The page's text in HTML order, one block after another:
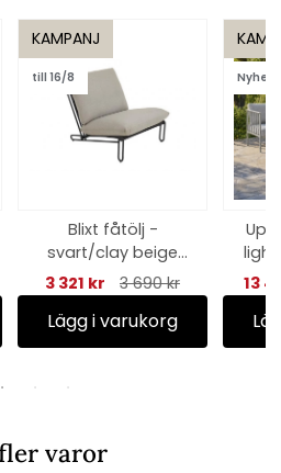
KAMPANJ
till 16/8
Blixt fåtölj -
svart/clay beige
dyna
3 321 kr 3 690 kr
Lägg i varukorg
Nyhet
13
varor